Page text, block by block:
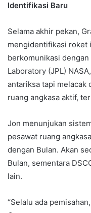
Identifikasi Baru
Selama akhir pekan,
mengidentifikasi roket
berkomunikasi
Laboratory (JPL)
antariksa tapi melacak
ruang angkasa aktif,
Jon menunjukan
pesawat ruang
dengan Bulan. Akan
Bulan, sementara
lain.
“Selalu ada